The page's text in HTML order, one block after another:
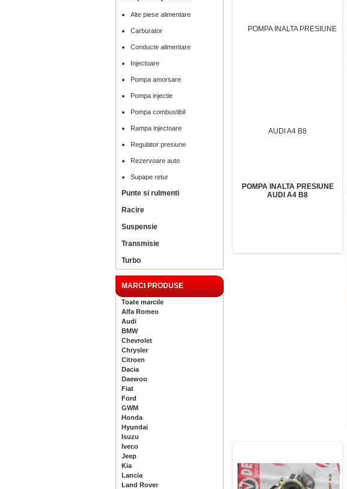
Alte piese alimentare
Carburator
Conducte alimentare
Injectoare
Pompa amorsare
Pompa injectie
Pompa combustibil
Rampa injectoare
Regulator presiune
Rezervoare auto
Supape retur
Punte si rulmenti
Racire
Suspensie
Transmisie
Turbo
MARCI PRODUSE
Toate marcile
Alfa Romeo
Audi
BMW
Chevrolet
Chrysler
Citroen
Dacia
Daewoo
Fiat
Ford
GWM
Honda
Hyundai
Isuzu
Iveco
Jeep
Kia
Lancia
Land Rover
POMPA INALTA PRESIUNE
AUDI A4 B8